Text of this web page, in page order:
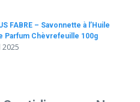
FABRE – Savonnette à l’Huile
Parfum Chèvrefeuille 100g